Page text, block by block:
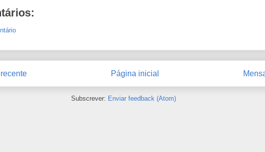
Página inicial
Subscrever: Enviar feedback (Atom)